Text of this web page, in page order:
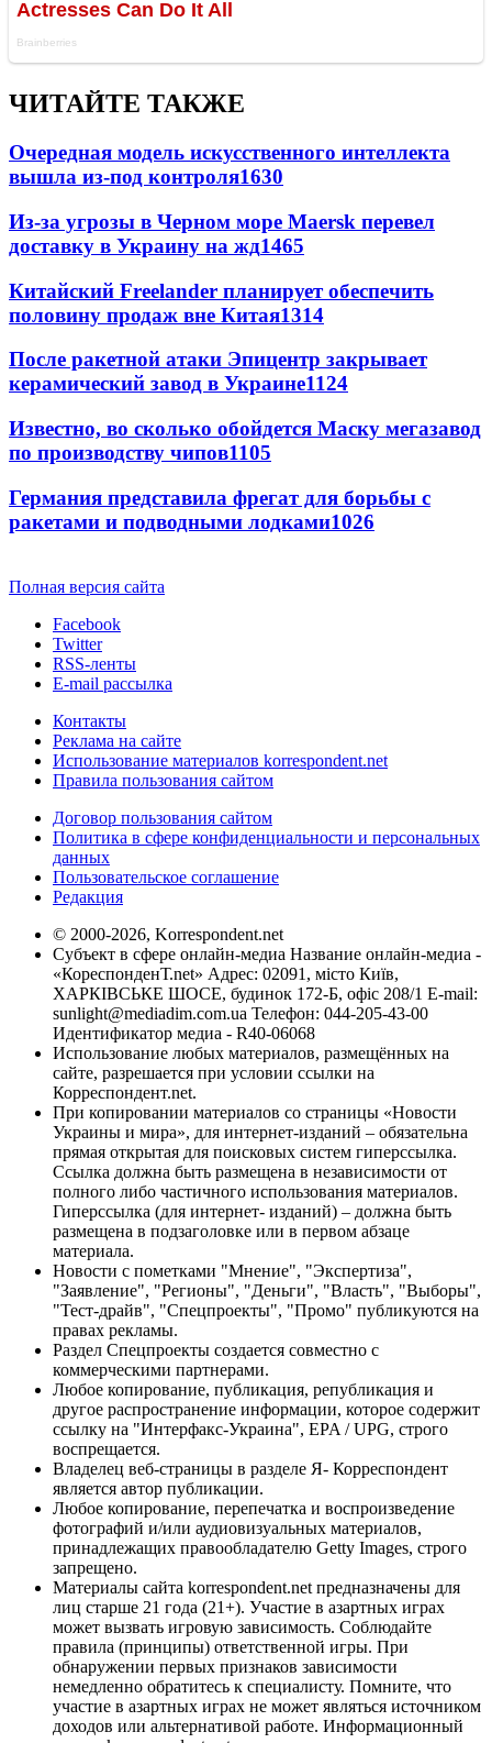
ЧИТАЙТЕ ТАКЖЕ
Очередная модель искусственного интеллекта
вышла из-под контроля1630
Из-за угрозы в Черном море Maersk перевел
доставку в Украину на жд1465
Китайский Freelander планирует обеспечить
половину продаж вне Китая1314
После ракетной атаки Эпицентр закрывает
керамический завод в Украине1124
Известно, во сколько обойдется Маску мегазавод
по производству чипов1105
Германия представила фрегат для борьбы с
ракетами и подводными лодками1026
Полная версия сайта
Facebook
Twitter
RSS-ленты
E-mail рассылка
Контакты
Реклама на сайте
Использование материалов korrespondent.net
Правила пользования сайтом
Договор пользования сайтом
Политика в сфере конфиденциальности и персональных
данных
Пользовательское соглашение
Редакция
© 2000-2026, Korrespondent.net
Субъект в сфере онлайн-медиа Название онлайн-медиа -
«КореспонденТ.net» Адрес: 02091, місто Київ,
ХАРКІВСЬКЕ ШОСЕ, будинок 172-Б, офіс 208/1 E-mail:
sunlight@mediadim.com.ua Телефон: 044-205-43-00
Идентификатор медиа - R40-06068
Использование любых материалов, размещённых на
сайте, разрешается при условии ссылки на
Корреспондент.net.
При копировании материалов со страницы «Новости
Украины и мира», для интернет-изданий – обязательна
прямая открытая для поисковых систем гиперссылка.
Ссылка должна быть размещена в независимости от
полного либо частичного использования материалов.
Гиперссылка (для интернет- изданий) – должна быть
размещена в подзаголовке или в первом абзаце
материала.
Новости с пометками "Мнение", "Экспертиза",
"Заявление", "Регионы", "Деньги", "Власть", "Выборы",
"Тест-драйв", "Спецпроекты", "Промо" публикуются на
правах рекламы.
Раздел Спецпроекты создается совместно с
коммерческими партнерами.
Любое копирование, публикация, републикация и
другое распространение информации, которое содержит
ссылку на "Интерфакс-Украина", EPA / UPG, строго
воспрещается.
Владелец веб-страницы в разделе Я- Корреспондент
является автор публикации.
Любое копирование, перепечатка и воспроизведение
фотографий и/или аудиовизуальных материалов,
принадлежащих правообладателю Getty Images, строго
запрещено.
Материалы сайта korrespondent.net предназначены для
лиц старше 21 года (21+). Участие в азартных играх
может вызвать игровую зависимость. Соблюдайте
правила (принципы) ответственной игры. При
обнаружении первых признаков зависимости
немедленно обратитесь к специалисту. Помните, что
участие в азартных играх не может являться источником
доходов или альтернативой работе. Информационный